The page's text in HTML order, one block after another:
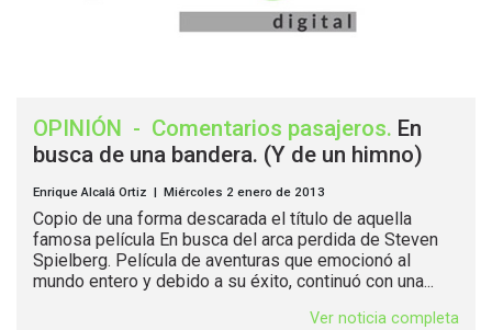
OPINIÓN - Comentarios pasajeros. En
busca de una bandera. (Y de un himno)
Enrique Alcalá Ortiz | Miércoles 2 enero de 2013
Copio de una forma descarada el título de aquella
famosa película En busca del arca perdida de Steven
Spielberg. Película de aventuras que emocionó al
mundo entero y debido a su éxito, continuó con una...
Ver noticia completa